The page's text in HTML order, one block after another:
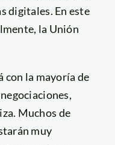
digitales. En este
la Unión
con la mayoría de
Muchos de
muy